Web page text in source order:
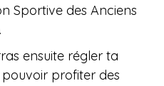
Sportive des Anciens
ensuite régler ta
profiter des